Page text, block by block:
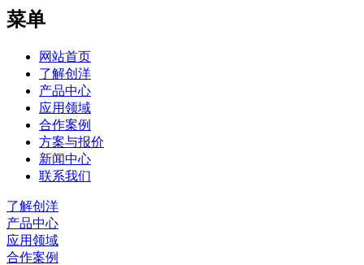
菜单
网站首页
了解创洋
产品中心
应用领域
合作案例
方案与报价
新闻中心
联系我们
了解创洋
产品中心
应用领域
合作案例